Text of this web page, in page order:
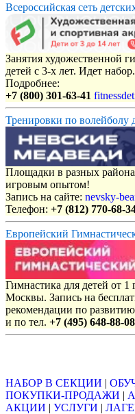
Всероссийская сеть
Занятия художественной
детей с 3-х лет. Идет
Подробнее:
+7 (800) 301-63-41
Тренировки по волейболу
Площадки в разных
игровым опытом!
Запись на сайте: nevsky-
Телефон: +7 (812) 770-68-
Европейский
Гимнастика для детей от
Москвы. Запись на
рекомендации по
и по тел. +7 (495) 648-88-08
НАБОР В СЕКЦИИ |
ПОКУПКИ-ПРОДАЖИ |
АКЦИИ | УСЛУГИ |